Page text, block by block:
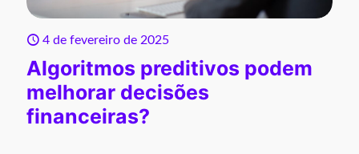
4 de fevereiro de 2025
Algoritmos preditivos podem
melhorar decisões
financeiras?